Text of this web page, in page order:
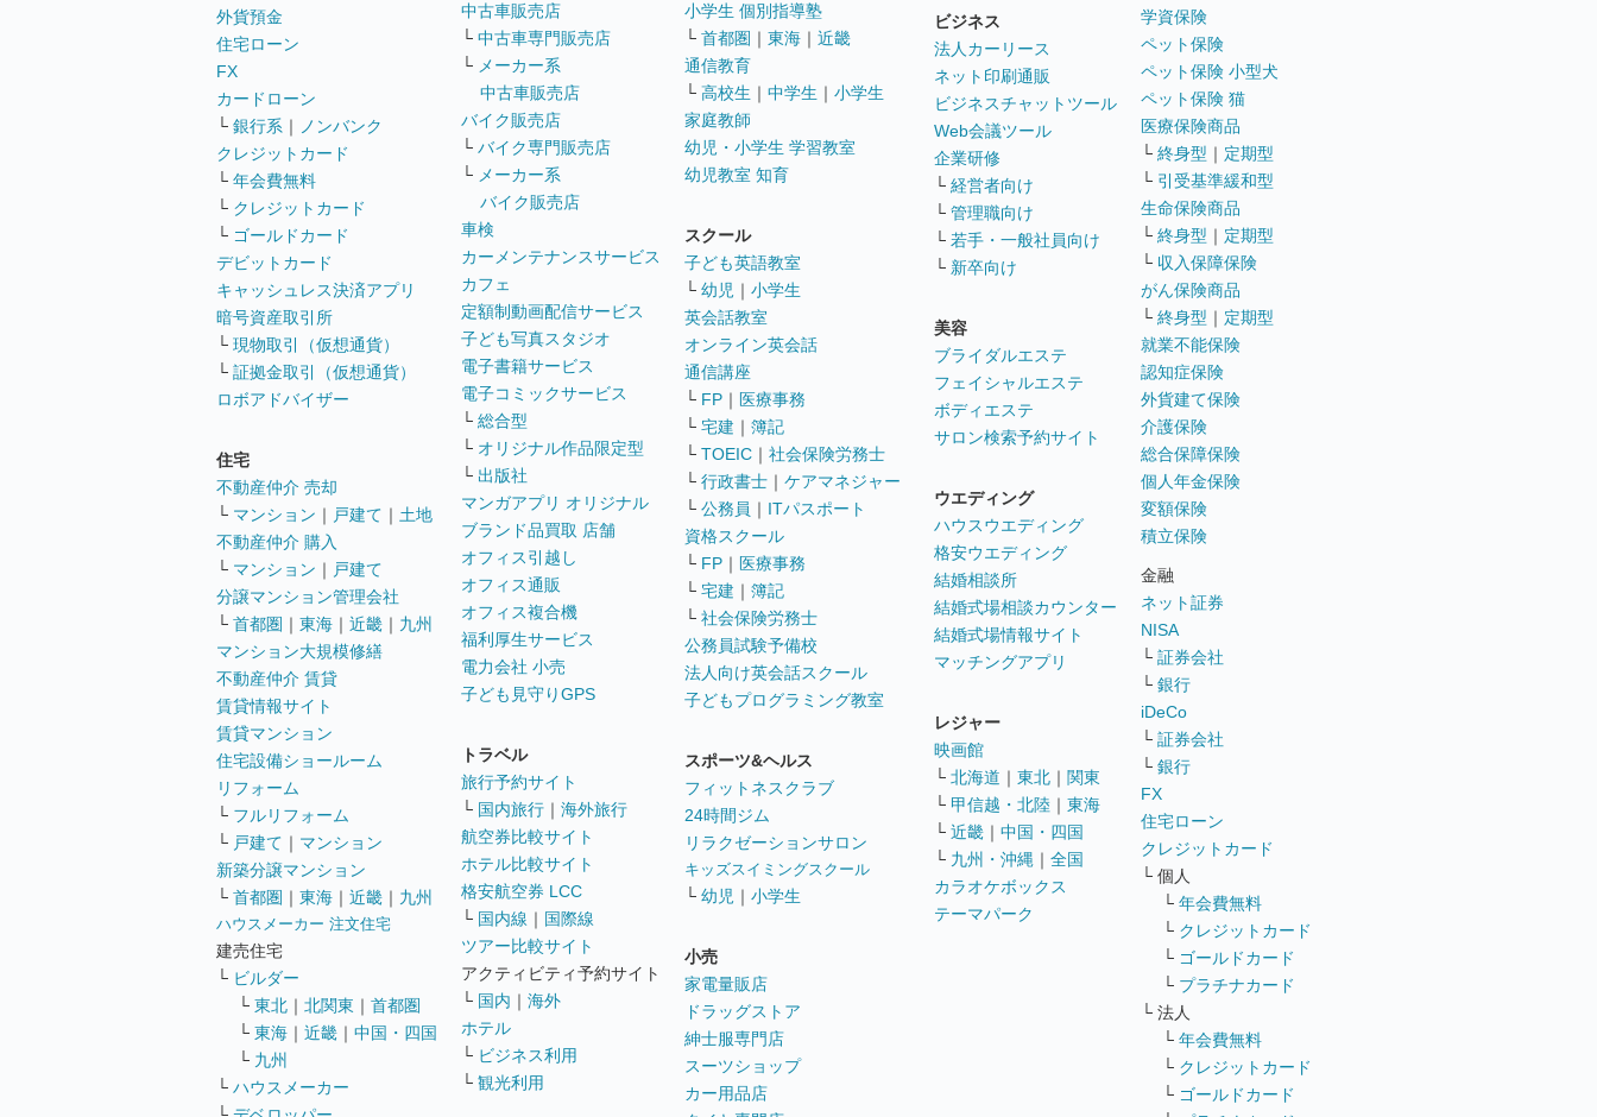
外貨預金
住宅ローン
FX
カードローン
└ 銀行系 ｜
ノンバンク
クレジットカード
└ 年会費無料
└ クレジットカード
└ ゴールドカード
デビットカード
キャッシュレス決済アプリ
暗号資産取引所
└ 現物取引（仮想通貨）
└ 証拠金取引（仮想通貨）
ロボアドバイザー
住宅
不動産仲介 売却
└ マンション ｜ 戸建て ｜ 土地
不動産仲介 購入
└ マンション ｜ 戸建て
分譲マンション管理会社
└ 首都圏 ｜ 東海 ｜ 近畿 ｜ 九州
マンション大規模修繕
不動産仲介 賃貸
賃貸情報サイト
賃貸マンション
住宅設備ショールーム
リフォーム
└ フルリフォーム
└ 戸建て ｜ マンション
新築分譲マンション
└ 首都圏 ｜ 東海 ｜ 近畿 ｜ 九州
ハウスメーカー 注文住宅
建売住宅
└ ビルダー
└ 東北 ｜ 北関東 ｜ 首都圏
└ 東海 ｜ 近畿 ｜ 中国・四国
└ 九州
└ ハウスメーカー
中古車販売店
└ 中古車専門販売店
└ メーカー系
中古車販売店
バイク販売店
└ バイク専門販売店
└ メーカー系
バイク販売店
車検
カーメンテナンスサービス
カフェ
定額制動画配信サービス
子ども写真スタジオ
電子書籍サービス
電子コミックサービス
└ 総合型
└ オリジナル作品限定型
└ 出版社
マンガアプリ オリジナル
ブランド品買取 店舗
オフィス引越し
オフィス通販
オフィス複合機
福利厚生サービス
電力会社 小売
子ども見守りGPS
トラベル
旅行予約サイト
└ 国内旅行 ｜ 海外旅行
航空券比較サイト
ホテル比較サイト
格安航空券 LCC
└ 国内線 ｜ 国際線
ツアー比較サイト
アクティビティ予約サイト
└ 国内 ｜ 海外
ホテル
└ ビジネス利用
└ 観光利用
小学生 個別指導塾
└ 首都圏 ｜ 東海 ｜ 近畿
通信教育
└ 高校生 ｜ 中学生 ｜ 小学生
家庭教師
幼児・小学生 学習教室
幼児教室 知育
スクール
子ども英語教室
└ 幼児 ｜ 小学生
英会話教室
オンライン英会話
通信講座
└ FP ｜ 医療事務
└ 宅建 ｜ 簿記
└ TOEIC ｜ 社会保険労務士
└ 行政書士 ｜ ケアマネジャー
└ 公務員 ｜ ITパスポート
資格スクール
└ FP ｜ 医療事務
└ 宅建 ｜ 簿記
└ 社会保険労務士
公務員試験予備校
法人向け英会話スクール
子どもプログラミング教室
スポーツ&ヘルス
フィットネスクラブ
24時間ジム
リラクゼーションサロン
キッズスイミングスクール
└ 幼児 ｜ 小学生
小売
家電量販店
ドラッグストア
紳士服専門店
スーツショップ
カー用品店
ビジネス
法人カーリース
ネット印刷通販
ビジネスチャットツール
Web会議ツール
企業研修
└ 経営者向け
└ 管理職向け
└ 若手・一般社員向け
└ 新卒向け
美容
ブライダルエステ
フェイシャルエステ
ボディエステ
サロン検索予約サイト
ウエディング
ハウスウエディング
格安ウエディング
結婚相談所
結婚式場相談カウンター
結婚式場情報サイト
マッチングアプリ
レジャー
映画館
└ 北海道 ｜ 東北 ｜ 関東
└ 甲信越・北陸 ｜ 東海
└ 近畿 ｜ 中国・四国
└ 九州・沖縄 ｜ 全国
カラオケボックス
テーマパーク
学資保険
ペット保険
ペット保険 小型犬
ペット保険 猫
医療保険商品
└ 終身型 ｜ 定期型
└ 引受基準緩和型
生命保険商品
└ 終身型 ｜ 定期型
└ 収入保障保険
がん保険商品
└ 終身型 ｜ 定期型
就業不能保険
認知症保険
外貨建て保険
介護保険
総合保障保険
個人年金保険
変額保険
積立保険
金融
ネット証券
NISA
└ 証券会社
└ 銀行
iDeCo
└ 証券会社
└ 銀行
FX
住宅ローン
クレジットカード
└ 個人
└ 年会費無料
└ クレジットカード
└ ゴールドカード
└ プラチナカード
└ 法人
└ 年会費無料
└ クレジットカード
└ ゴールドカード